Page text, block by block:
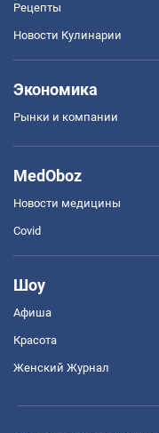
Рецепты
Новости Кулинарии
Экономика
Рынки и компании
MedOboz
Новости медицины
Covid
Шоу
Афиша
Красота
Женский Журнал